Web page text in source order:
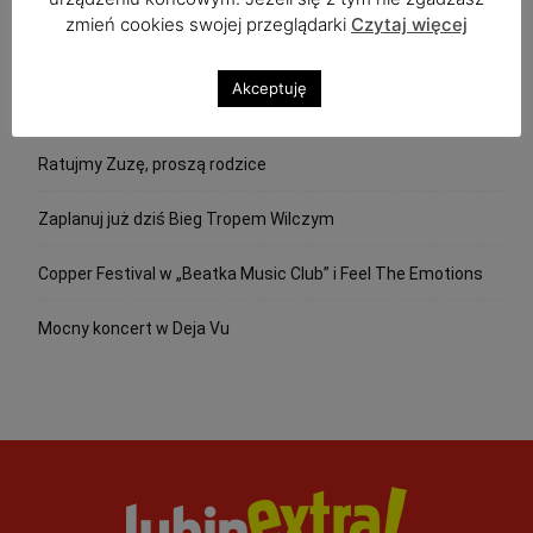
Dołącz do rugbystów w Lubinie
Ratujmy Zuzę, proszą rodzice
Zaplanuj już dziś Bieg Tropem Wilczym
Copper Festival w „Beatka Music Club” i Feel The Emotions
Mocny koncert w Deja Vu
zmień cookies swojej przeglądarki Czytaj więcej
Akceptuję